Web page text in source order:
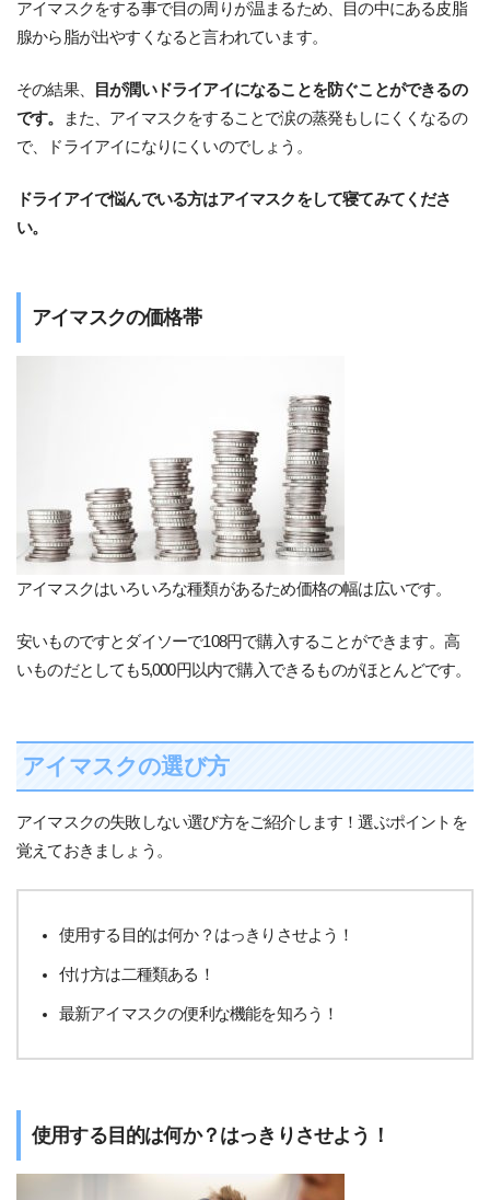
アイマスクをする事で目の周りが温まるため、目の中にある皮脂
腺から脂が出やすくなると言われています。
その結果、
目が潤いドライアイになることを防ぐことができるの
です。
また、アイマスクをすることで涙の蒸発もしにくくなるの
で、ドライアイになりにくいのでしょう。
ドライアイで悩んでいる方はアイマスクをして寝てみてくださ
い。
アイマスクの価格帯
アイマスクはいろいろな種類があるため価格の幅は広いです。
安いものですとダイソーで108円で購入することができます。高
いものだとしても5,000円以内で購入できるものがほとんどです。
アイマスクの選び方
アイマスクの失敗しない選び方をご紹介します！選ぶポイントを
覚えておきましょう。
使用する目的は何か？はっきりさせよう！
付け方は二種類ある！
最新アイマスクの便利な機能を知ろう！
使用する目的は何か？はっきりさせよう！